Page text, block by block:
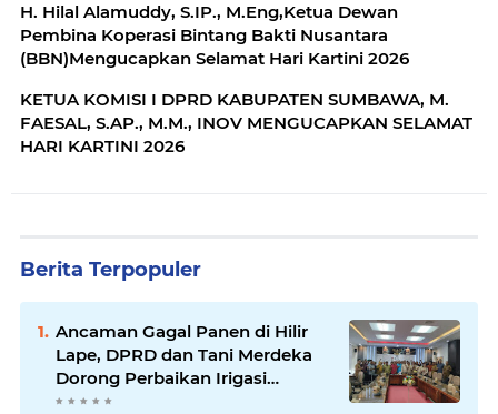
H. Hilal Alamuddy, S.IP., M.Eng,Ketua Dewan
Pembina Koperasi Bintang Bakti Nusantara
(BBN)Mengucapkan Selamat Hari Kartini 2026
KETUA KOMISI I DPRD KABUPATEN SUMBAWA, M.
FAESAL, S.AP., M.M., INOV MENGUCAPKAN SELAMAT
HARI KARTINI 2026
Berita Terpopuler
Ancaman Gagal Panen di Hilir
Lape, DPRD dan Tani Merdeka
Dorong Perbaikan Irigasi
Waduk Mamak